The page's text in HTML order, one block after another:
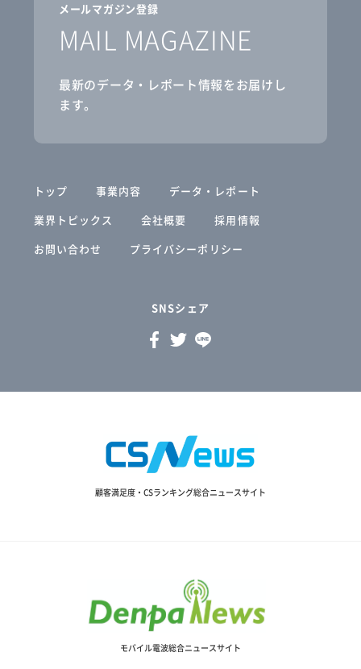
メールマガジン登録
MAIL MAGAZINE
最新のデータ・レポート情報をお届けし
ます。
トップ 事業内容
データ・レポート
業界トピックス
会社概要
採用情報
お問い合わせ
プライバシーポリシー
SNSシェア
顧客満足度・CSランキング総合ニュースサイト
モバイル電波総合ニュースサイト